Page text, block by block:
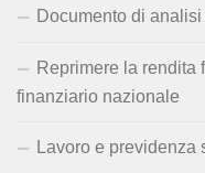
Documento di
Reprimere la rendita
finanziario nazionale
Lavoro e previdenza